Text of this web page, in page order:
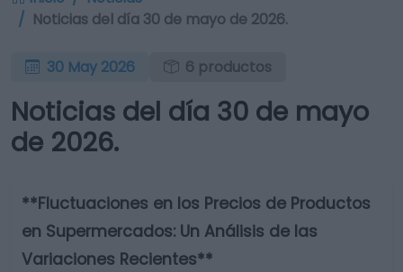
Noticias del día 30 de mayo de 2026.
30 May 2026 6 productos
Noticias del día 30 de mayo
de 2026.
**Fluctuaciones en los Precios de Productos
en Supermercados: Un Análisis de las
Variaciones Recientes**